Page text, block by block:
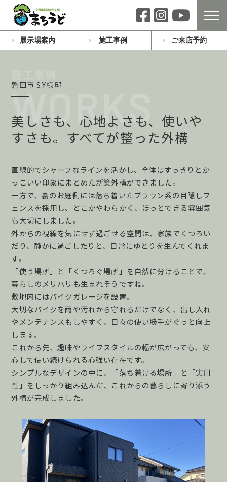
展示場案内 施工事例 ご来店予約
磐田市 S.Y様邸
美しさも、心地よさも、使いや
すさも。すべてが整った外構
直線的でシャープなラインを活かし、全体はすっきりとか
っこいい印象にまとめた新築外構ができました。
一方で、裏のお庭側には落ち着いたブラウン系の目隠しフ
ェンスを採用し、どこかやわらかく、ほっとできる雰囲気
も大切にしました。
外からの視線を気にせず過ごせる空間は、家族でくつろい
だり、静かに過ごしたりと、日常にゆとりを生んでくれま
す。
「使う場所」と「くつろぐ場所」を自然に分けることで、
暮らしのメリハリも生まれそうですね。
敷地内にはバイクガレージを設置。
大切なバイクを雨や汚れから守れるだけでなく、出し入れ
やメンテナンスもしやすく、日々の使い勝手がぐっと向上
します。
これから先、趣味やライフスタイルの幅が広がっても、安
心して使い続けられる心強い存在です。
シンプルなデザインの中に、「落ち着ける場所」と「実用
性」をしっかり組み込んだ、これからの暮らしに寄り添う
外構が完成しました。